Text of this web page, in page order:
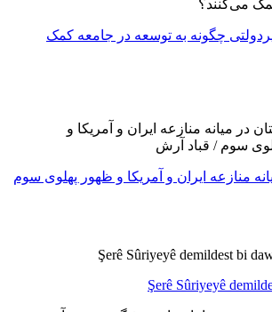
چگونه به توسعه در جامعه کمک
منازعە ایران و آمریکا و ظهور پهلوی سوم
Şerê Sûriyeyê